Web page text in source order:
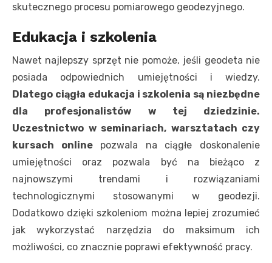
skutecznego procesu pomiarowego geodezyjnego.
Edukacja i szkolenia
Nawet najlepszy sprzęt nie pomoże, jeśli geodeta nie
posiada odpowiednich umiejętności i wiedzy.
Dlatego ciągła edukacja i szkolenia są niezbędne
dla profesjonalistów w tej dziedzinie.
Uczestnictwo w seminariach, warsztatach czy
kursach onlinepozwala na ciągłe doskonalenie
umiejętności oraz pozwala być na bieżąco z
najnowszymi trendami i rozwiązaniami
technologicznymi stosowanymi w geodezji.
Dodatkowo dzięki szkoleniom można lepiej zrozumieć
jak wykorzystać narzędzia do maksimum ich
możliwości, co znacznie poprawi efektywność pracy.